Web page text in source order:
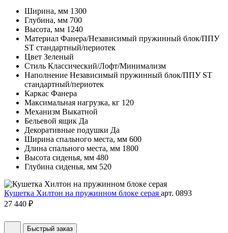
Ширина, мм 1300
Глубина, мм 700
Высота, мм 1240
Материал Фанера/Независимый пружинный блок/ППУ
ST стандартный/периотек
Цвет Зеленый
Стиль Классический/Лофт/Минимализм
Наполнение Независимый пружинный блок/ППУ ST
стандартный/периотек
Каркас Фанера
Максимальная нагрузка, кг 120
Механизм Выкатной
Бельевой ящик Да
Декоративные подушки Да
Ширина спального места, мм 600
Длина спального места, мм 1800
Высота сиденья, мм 480
Глубина сиденья, мм 520
Кушетка Хилтон на пружинном блоке серая арт. 0893
27 440 ₽
Быстрый заказ